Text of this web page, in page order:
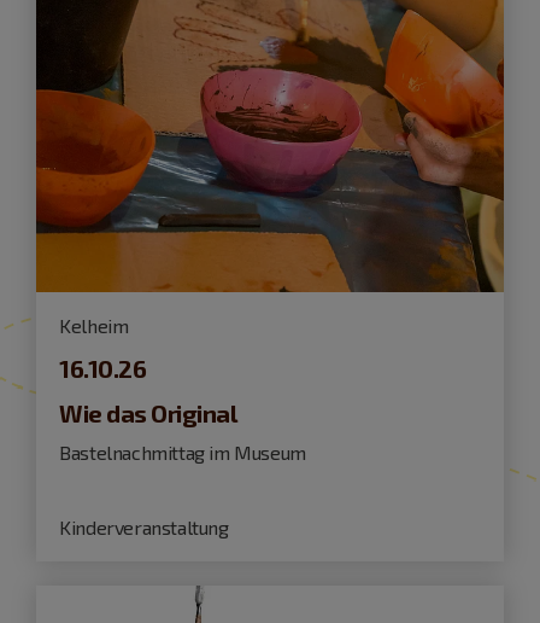
Kelheim
16.10.26
Wie das Original
Bastelnachmittag im Museum
Kinderveranstaltung